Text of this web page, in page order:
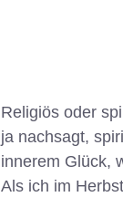
Religiös oder
ja nachsagt,
innerem Glück,
Als ich im